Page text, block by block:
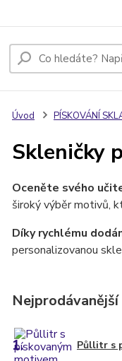
Úvod PÍSKOVÁNÍ
Skleničky
Oceněte svého
široký výběr motivů,
Díky rychlému
personalizovanou
Nejprodávanější
1. Půllitr s